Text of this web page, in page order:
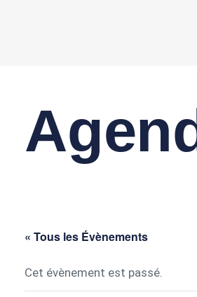
« Tous les Évènements
Cet évènement est passé.